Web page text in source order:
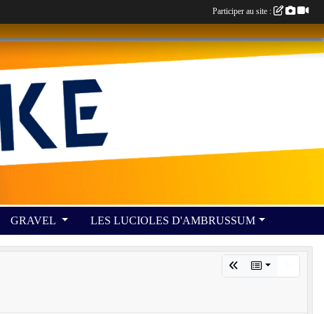
GRAVEL LES LUCIOLES D'AMBRUSSUM
Participer au site :